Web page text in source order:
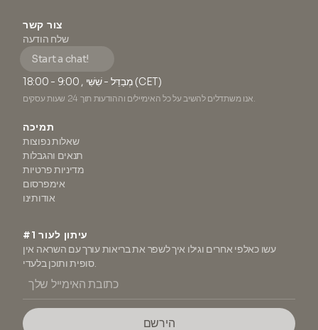
צור קשר
שלח הודעה
Start a chat!
מְבַדֵּל - שִׁשִּׁי , 9:00 - 18:00 (CET)
אנו משתדלים להשיב על כל האימיילים וההודעות תוך 24 שעות עסקים.
תמיכה
שאלות נפוצות
תנאים והגבלות
מדיניות פרטיות
אימפרסום
אודותינו
#1 עיתון לעור
עשו כאלפי אחרים וגילו איך לשפר את בריאות עורך עם השראה אין
סופית ותוכן בלעדי.
הירשם